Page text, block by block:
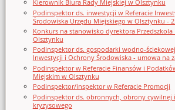
Kierownik Biura Rady Miejskiej w Olsztynku
Podinspektor ds. inwestycji w Referacie
Środowiska Urzędu Miejskiego w Olsztynku -
Konkurs na stanowisko dyrektora Przedszkola
Olsztynku
Podinspektor ds. gospodarki wodno-
Inwestycji i Ochrony Środowiska - umowa na
Podinspektor w Referacie Finansów i
Miejskim w Olsztynku
Podinspektor/inspektor w Referacie Promocji
Podinspektor ds. obronnych, obrony cywilnej
kryzysowego